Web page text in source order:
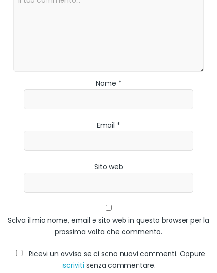
Nome *
Email *
Sito web
Salva il mio nome, email e sito web in questo browser per la
prossima volta che commento.
Ricevi un avviso se ci sono nuovi commenti. Oppure
iscriviti senza commentare.